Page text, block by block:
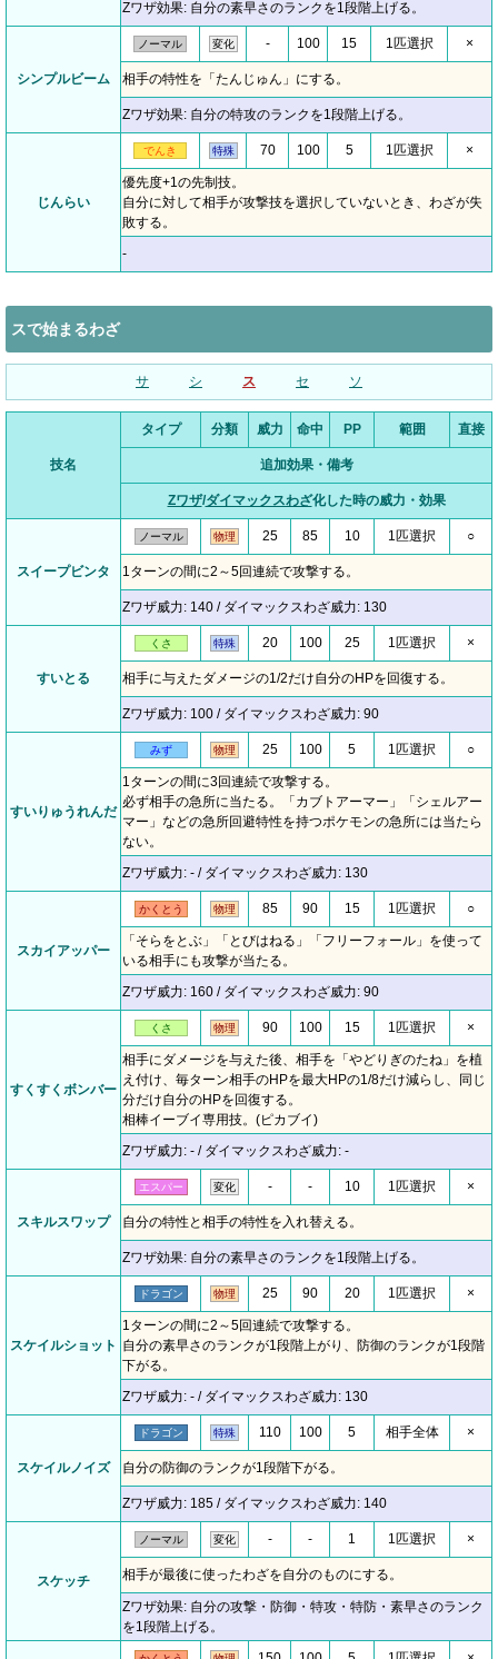
Zワザ効果: 自分の素早さのランクを1段階上げる。
シンプルビーム
ノーマル 変化 - 100 15 1匹選択 ×
相手の特性を「たんじゅん」にする。
Zワザ効果: 自分の特攻のランクを1段階上げる。
じんらい
でんき 特殊 70 100 5 1匹選択 ×
優先度+1の先制技。
自分に対して相手が攻撃技を選択していないとき、わざが失
敗する。
-
スで始まるわざ
サ シ ス セ ソ
技名
タイプ 分類 威力 命中 PP 範囲 直接
追加効果・備考
Zワザ/ダイマックスわざ化した時の威力・効果
スイープビンタ
ノーマル 物理 25 85 10 1匹選択 ○
1ターンの間に2～5回連続で攻撃する。
Zワザ威力: 140 / ダイマックスわざ威力: 130
すいとる
くさ 特殊 20 100 25 1匹選択 ×
相手に与えたダメージの1/2だけ自分のHPを回復する。
Zワザ威力: 100 / ダイマックスわざ威力: 90
すいりゅうれんだ
みず 物理 25 100 5 1匹選択 ○
1ターンの間に3回連続で攻撃する。
必ず相手の急所に当たる。「カブトアーマー」「シェルアー
マー」などの急所回避特性を持つポケモンの急所には当たら
ない。
Zワザ威力: - / ダイマックスわざ威力: 130
スカイアッパー
かくとう 物理 85 90 15 1匹選択 ○
「そらをとぶ」「とびはねる」「フリーフォール」を使って
いる相手にも攻撃が当たる。
Zワザ威力: 160 / ダイマックスわざ威力: 90
すくすくボンバー
くさ 物理 90 100 15 1匹選択 ×
相手にダメージを与えた後、相手を「やどりぎのたね」を植
え付け、毎ターン相手のHPを最大HPの1/8だけ減らし、同じ
分だけ自分のHPを回復する。
相棒イーブイ専用技。(ピカブイ)
Zワザ威力: - / ダイマックスわざ威力: -
スキルスワップ
エスパー 変化 - - 10 1匹選択 ×
自分の特性と相手の特性を入れ替える。
Zワザ効果: 自分の素早さのランクを1段階上げる。
スケイルショット
ドラゴン 物理 25 90 20 1匹選択 ×
1ターンの間に2～5回連続で攻撃する。
自分の素早さのランクが1段階上がり、防御のランクが1段階
下がる。
Zワザ威力: - / ダイマックスわざ威力: 130
スケイルノイズ
ドラゴン 特殊 110 100 5 相手全体 ×
自分の防御のランクが1段階下がる。
Zワザ威力: 185 / ダイマックスわざ威力: 140
スケッチ
ノーマル 変化 - - 1 1匹選択 ×
相手が最後に使ったわざを自分のものにする。
Zワザ効果: 自分の攻撃・防御・特攻・特防・素早さのランク
を1段階上げる。